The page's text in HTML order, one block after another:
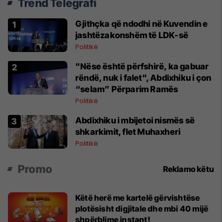
Trend Telegrafi
Gjithçka që ndodhi në Kuvendin e
jashtëzakonshëm të LDK-së
Politikë
"Nëse është përfshirë, ka gabuar
rëndë, nuk i falet", Abdixhiku i çon
“selam” Përparim Ramës
Politikë
Abdixhiku i mbijetoi nismës së
shkarkimit, flet Muhaxheri
Politikë
Promo Reklamo këtu
Këtë herë me kartelë gërvishtëse
plotësisht digjitale dhe mbi 40 mijë
shpërblime instant!